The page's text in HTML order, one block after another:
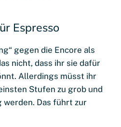
Espresso
gegen die Encore als
nicht, dass ihr sie dafür
Allerdings müsst ihr
Stufen zu grob und
werden. Das führt zur